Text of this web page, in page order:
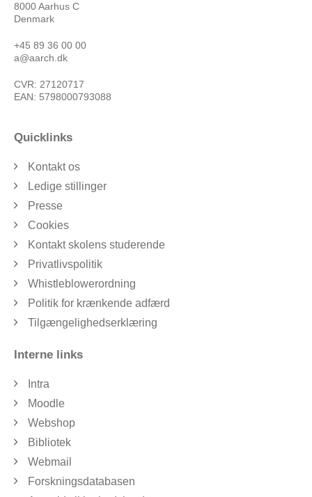
8000 Aarhus C
Denmark
+45 89 36 00 00
a@aarch.dk
CVR: 27120717
EAN: 5798000793088
Quicklinks
Kontakt os
Ledige stillinger
Presse
Cookies
Kontakt skolens studerende
Privatlivspolitik
Whistleblowerordning
Politik for krænkende adfærd
Tilgængelighedserklæring
Interne links
Intra
Moodle
Webshop
Bibliotek
Webmail
Forskningsdatabasen